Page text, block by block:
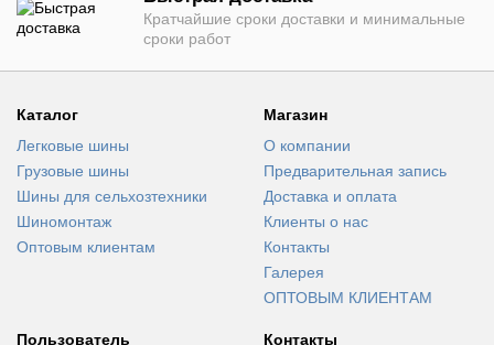
Кратчайшие сроки доставки и минимальные
сроки работ
Каталог
Легковые шины
Грузовые шины
Шины для сельхозтехники
Шиномонтаж
Оптовым клиентам
Магазин
О компании
Предварительная запись
Доставка и оплата
Клиенты о нас
Контакты
Галерея
ОПТОВЫМ КЛИЕНТАМ
Пользователь Контакты